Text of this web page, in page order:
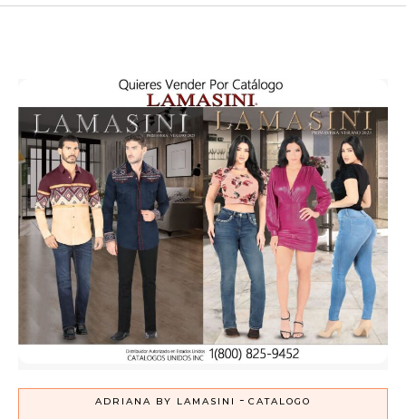
ADRIANA BY LAMASINI - CATALOGO